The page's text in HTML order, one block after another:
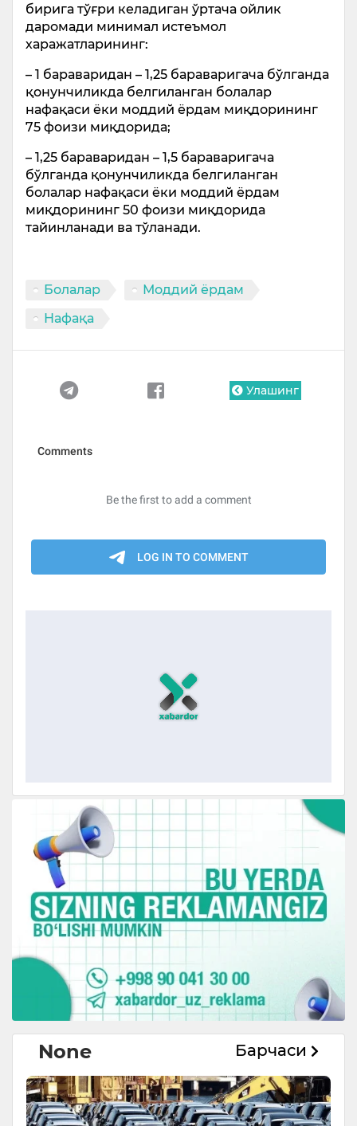
бирига тўғри келадиган ўртача ойлик
даромади минимал истеъмол
харажатларининг:
– 1 бараваридан – 1,25 бараваригача бўлганда
қонунчиликда белгиланган болалар
нафақаси ёки моддий ёрдам миқдорининг
75 фоизи миқдорида;
– 1,25 бараваридан – 1,5 бараваригача
бўлганда қонунчиликда белгиланган
болалар нафақаси ёки моддий ёрдам
миқдорининг 50 фоизи миқдорида
тайинланади ва тўланади.
Болалар
Моддий ёрдам
Нафақа
Улашинг
None Барчаси